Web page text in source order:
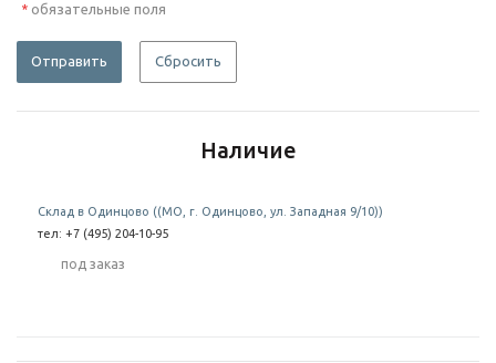
* обязательные поля
Отправить Сбросить
Наличие
Склад в Одинцово ((МО, г. Одинцово, ул. Западная 9/10))
тел: +7 (495) 204-10-95
Под заказ